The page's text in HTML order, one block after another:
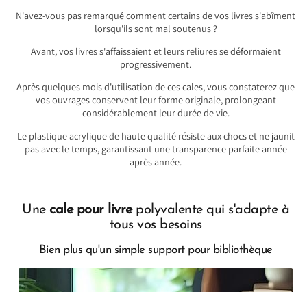
N'avez-vous pas remarqué comment certains de vos livres s'abîment
lorsqu'ils sont mal soutenus ?
Avant, vos livres s'affaissaient et leurs reliures se déformaient
progressivement.
Après quelques mois d'utilisation de ces cales, vous constaterez que
vos ouvrages conservent leur forme originale, prolongeant
considérablement leur durée de vie.
Le plastique acrylique de haute qualité résiste aux chocs et ne jaunit
pas avec le temps, garantissant une transparence parfaite année
après année.
Unecale pour livrepolyvalente qui s'adapte à
tous vos besoins
Bien plus qu'un simple support pour bibliothèque